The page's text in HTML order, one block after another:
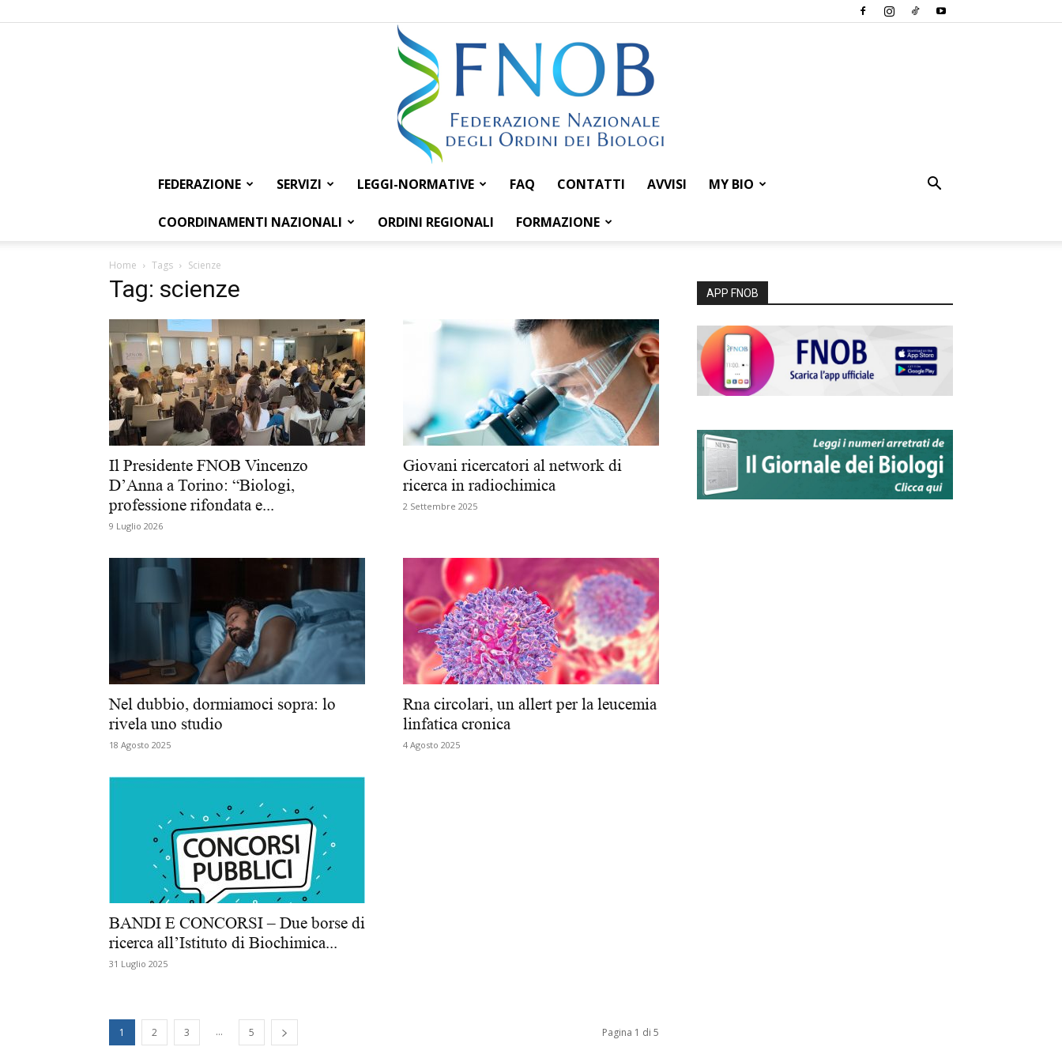
Federazione
Nazionale
degli
dei
FEDERAZIONE SERVIZI LEGGI-NORMATIVE FAQ CONTATTI AVVISI MY BIO
COORDINAMENTI NAZIONALI ORDINI REGIONALI FORMAZIONE
Home Tags Scienze
Tag: scienze
Il Presidente FNOB Vincenzo
D’Anna a Torino: “Biologi,
professione rifondata e...
9 Luglio 2026
Giovani ricercatori al network di
ricerca in radiochimica
2 Settembre 2025
Nel dubbio, dormiamoci sopra: lo
rivela uno studio
18 Agosto 2025
Rna circolari, un allert per la leucemia
linfatica cronica
4 Agosto 2025
BANDI E CONCORSI – Due borse di
ricerca all’Istituto di Biochimica...
31 Luglio 2025
1 2 3 ... 5 Pagina 1 di 5
APP FNOB